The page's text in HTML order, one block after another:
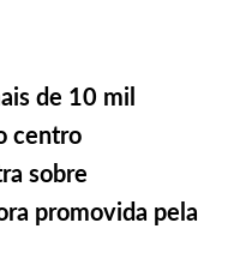
de 10 mil
centro
sobre
promovida pela